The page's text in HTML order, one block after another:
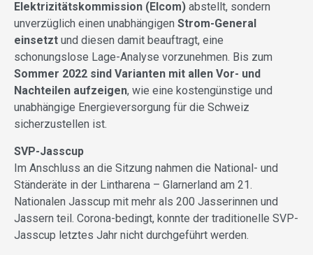
Elektrizitätskommission (Elcom) abstellt, sondern
unverzüglich einen unabhängigen Strom-General
einsetzt und diesen damit beauftragt, eine
schonungslose Lage-Analyse vorzunehmen. Bis zum
Sommer 2022 sind Varianten mit allen Vor- und
Nachteilen aufzeigen, wie eine kostengünstige und
unabhängige Energieversorgung für die Schweiz
sicherzustellen ist.
SVP-Jasscup
Im Anschluss an die Sitzung nahmen die National- und
Ständeräte in der Lintharena – Glarnerland am 21.
Nationalen Jasscup mit mehr als 200 Jasserinnen und
Jassern teil. Corona-bedingt, konnte der traditionelle SVP-
Jasscup letztes Jahr nicht durchgeführt werden.